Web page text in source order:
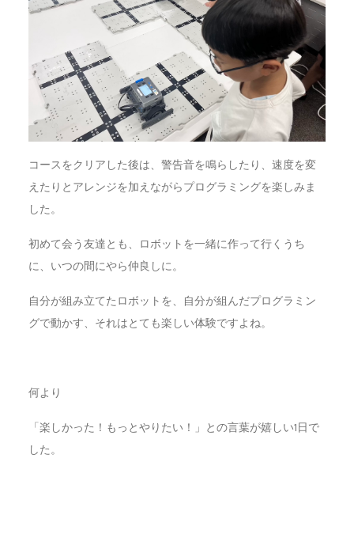
コースをクリアした後は、警告音を鳴らしたり、速度を変
えたりとアレンジを加えながらプログラミングを楽しみま
した。
初めて会う友達とも、ロボットを一緒に作って行くうち
に、いつの間にやら仲良しに。
自分が組み立てたロボットを、自分が組んだプログラミン
グで動かす、それはとても楽しい体験ですよね。
何より
「楽しかった！もっとやりたい！」との言葉が嬉しい1日で
した。